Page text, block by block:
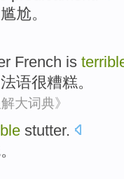
尬。
French is
法语很糟糕。
大词典》
stutter.